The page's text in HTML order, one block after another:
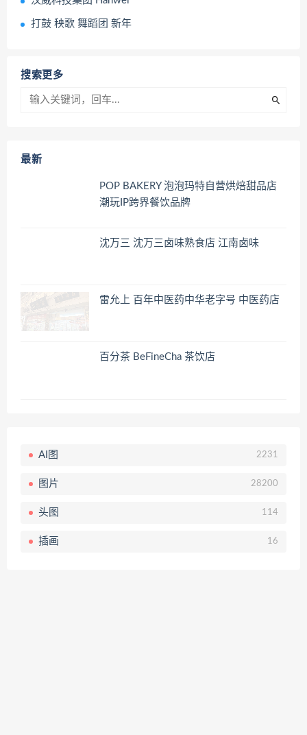
打鼓 秧歌 舞蹈团 新年
搜索更多
最新
POP BAKERY 泡泡玛特自营烘焙甜品店
潮玩IP跨界餐饮品牌
沈万三 沈万三卤味熟食店 江南卤味
雷允上 百年中医药中华老字号 中医药店
百分茶 BeFineCha 茶饮店
AI图 2231
图片 28200
头图 114
插画 16